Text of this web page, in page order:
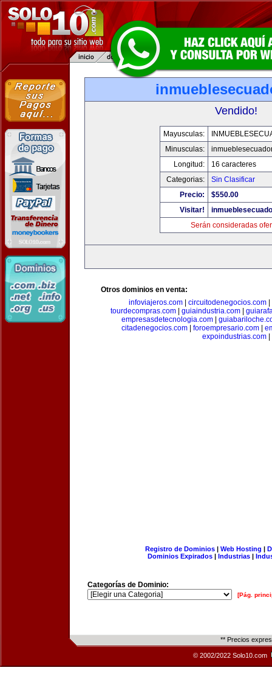
Vendido!
Mayusculas:
Minusculas:
Longitud:
16 caracteres
Categorias:
Sin Clasificar
Precio:
$550.00
Visitar!
Serán consideradas
Otros dominios en venta:
infoviajeros.com| circuitodenegocios.com|
tourdecompras.com| guiaindustria.com|
empresasdetecnologia.com
citadenegocios.com
foroempresario.com
expoindustrias.com
Registro de Dominios| Web Hosting |
Dominios Expirados | Industrias |
Categorías de Dominio:
[Pág.
** Precios
© 2002/2022 Solo10.com